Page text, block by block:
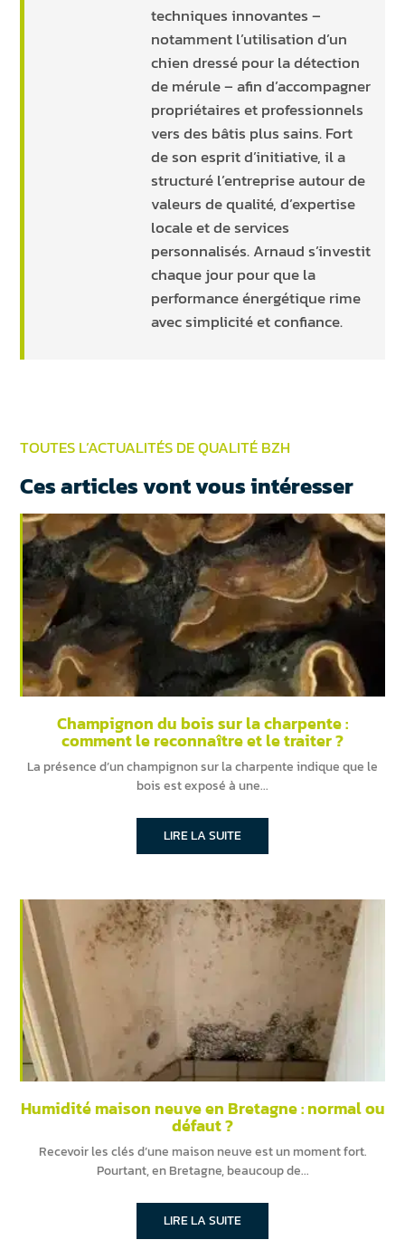
techniques innovantes –
notamment l’utilisation d’un
chien dressé pour la détection
de mérule – afin d’accompagner
propriétaires et professionnels
vers des bâtis plus sains. Fort
de son esprit d’initiative, il a
structuré l’entreprise autour de
valeurs de qualité, d’expertise
locale et de services
personnalisés. Arnaud s’investit
chaque jour pour que la
performance énergétique rime
avec simplicité et confiance.
TOUTES L’ACTUALITÉS DE QUALITÉ BZH
Ces articles vont vous intéresser
Champignon du bois sur la charpente :
comment le reconnaître et le traiter ?
La présence d’un champignon sur la charpente indique que le
bois est exposé à une
LIRE LA SUITE
Humidité maison neuve en Bretagne : normal ou
défaut ?
Recevoir les clés d’une maison neuve est un moment fort.
Pourtant, en Bretagne, beaucoup de
LIRE LA SUITE